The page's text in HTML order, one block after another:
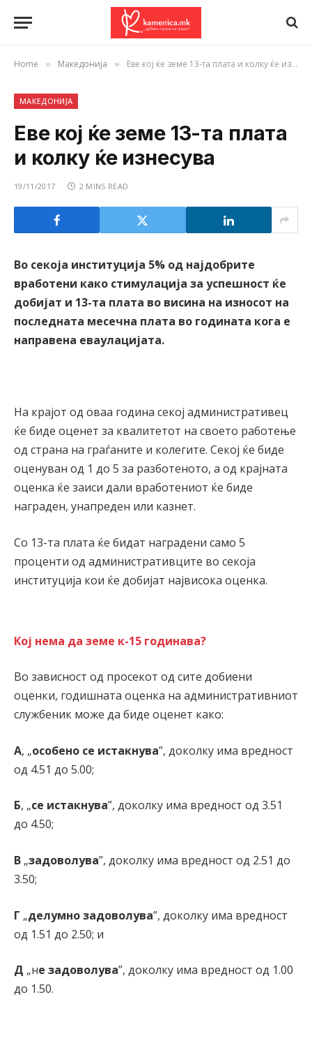
Home » Македонија » Еве кој ќе земе 13-та плата и колку ќе изнесува
МАКЕДОНИЈА
Еве кој ќе земе 13-та плата
и колку ќе изнесува
19/11/2017 2 MINS READ
Во секоја институција 5% од најдобрите
вработени како стимулација за успешност ќе
добијат и 13-та плата во висина на износот на
последната месечна плата во годината кога е
направена еваулацијата.
На крајот од оваа година секој административец
ќе биде оценет за квалитетот на своето работење
од страна на граѓаните и колегите. Секој ќе биде
оценуван од 1 до 5 за разботеното, а од крајната
оценка ќе заиси дали вработениот ќе биде
награден, унапреден или казнет.
Со 13-та плата ќе бидат наградени само 5
проценти од административците во секоја
институција кои ќе добијат највисока оценка.
Кој нема да земе к-15 годинава?
Во зависност од просекот од сите добиени
оценки, годишната оценка на административниот
службеник може да биде оценет како:
А, „особено се истакнува”, доколку има вредност
од 4.51 до 5.00;
Б, „се истакнува”, доколку има вредност од 3.51
до 4.50;
В „задоволува”, доколку има вредност од 2.51 до
3.50;
Г „делумно задоволува”, доколку има вредност
од 1.51 до 2.50; и
Д „не задоволува”, доколку има вредност од 1.00
до 1.50.